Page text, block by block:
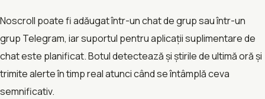
Noscroll poate fi adăugat într-un chat de grup sau într-un
grup Telegram, iar suportul pentru aplicații suplimentare de
chat este planificat. Botul detectează și știrile de ultimă oră și
trimite alerte în timp real atunci când se întâmplă ceva
semnificativ.